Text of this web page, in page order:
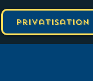
Privatisation